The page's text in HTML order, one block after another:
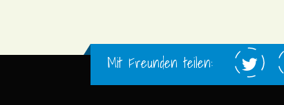
Mit Freunden teilen: